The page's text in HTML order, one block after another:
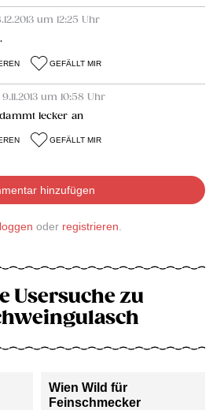
um 12:25 Uhr
GEFÄLLT MIR
um 10:58 Uhr
lecker an
GEFÄLLT MIR
hinzufügen
oder registrieren
Usersuche zu
Wien Wild für
Feinschmecker